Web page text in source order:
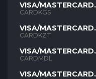
VISA/MASTERCARD
KGS
CARDKGS
VISA/MASTERCARD
KZT
CARDKZT
VISA/MASTERCARD
MDL
CARDMDL
VISA/MASTERCARD